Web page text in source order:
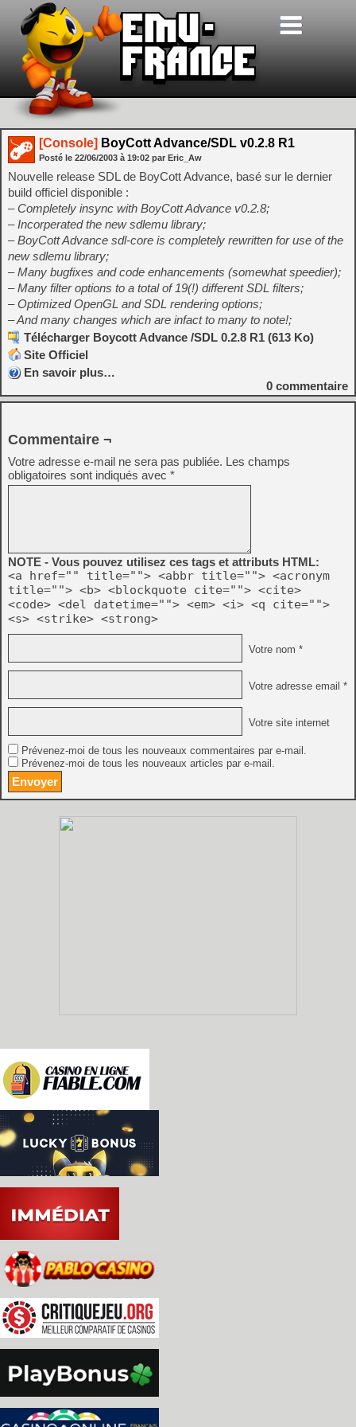
[Console] BoyCott Advance/SDL v0.2.8 R1
Posté le 22/06/2003 à 19:02 par Eric_Aw
Nouvelle release SDL de BoyCott Advance, basé sur le dernier
build officiel disponible :
– Completely insync with BoyCott Advance v0.2.8;
– Incorperated the new sdlemu library;
– BoyCott Advance sdl-core is completely rewritten for use of the
new sdlemu library;
– Many bugfixes and code enhancements (somewhat speedier);
– Many filter options to a total of 19(!) different SDL filters;
– Optimized OpenGL and SDL rendering options;
– And many changes which are infact to many to note!;
Télécharger Boycott Advance /SDL 0.2.8 R1 (613 Ko)
Site Officiel
En savoir plus…
0 commentaire
Commentaire ¬
Votre adresse e-mail ne sera pas publiée. Les champs
obligatoires sont indiqués avec *
NOTE - Vous pouvez utilisez ces tags et attributs HTML:
<a href="" title=""> <abbr title=""> <acronym
title=""> <b> <blockquote cite=""> <cite>
<code> <del datetime=""> <em> <i> <q cite="">
<s> <strike> <strong>
Votre nom *
Votre adresse email *
Votre site internet
Prévenez-moi de tous les nouveaux commentaires par e-mail.
Prévenez-moi de tous les nouveaux articles par e-mail.